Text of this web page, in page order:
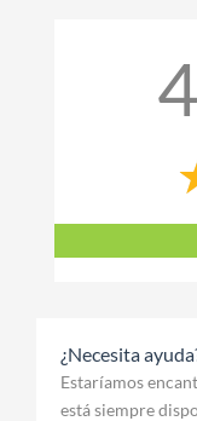
¿Necesita
Estaríamos
está siempre